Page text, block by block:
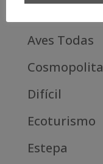
Aves Todas
Cosmopolita
Difícil
Ecoturismo
Estepa